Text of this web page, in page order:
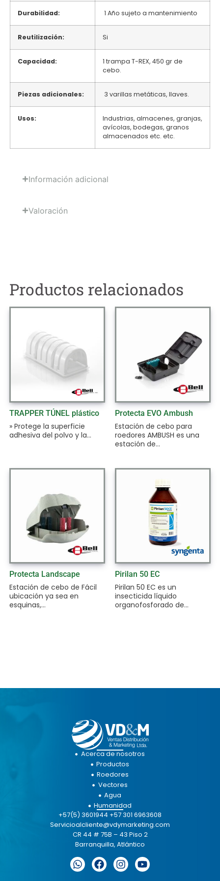
Información adicional
Valoración
Durabilidad: 1 Año sujeto a mantenimiento
Reutilización: Si
Capacidad:
1 trampa T-REX, 450 gr de
cebo.
Piezas adicionales: 3 varillas metáticas, llaves.
Usos:
Industrias, almacenes, granjas,
avícolas, bodegas, granos
almacenados etc. etc.
Productos relacionados
TRAPPER TÚNEL plástico
» Protege la superficie
adhesiva del polvo y la...
Protecta EVO Ambush
Estación de cebo para
roedores AMBUSH es una
estación de...
Protecta Landscape
Estación de cebo de Fácil
ubicación ya sea en
esquinas,...
Pirilan 50 EC
Pirilan 50 EC es un
insecticida líquido
organofosforado de...
Acerca de nosotros
Productos
Roedores
Vectores
Agua
Humanidad
+57(5) 3601944 +57 301 6963608
Servicioalcliente@vdymarketing.com
CR 44 # 75B – 43 Piso 2
Barranquilla, Atlántico